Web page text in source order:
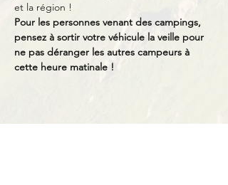
et la région !
Pour les personnes venant des campings,
pensez à sortir votre véhicule la veille pour
ne pas déranger les autres campeurs à
cette heure matinale !